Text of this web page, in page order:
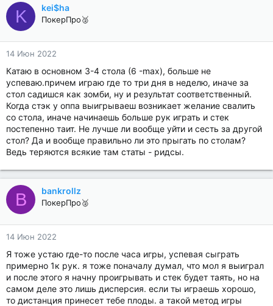
K kei$ha
ПокерПро🥈
14 Июн 2022
Катаю в основном 3-4 стола (6 -max), больше не
успеваю.причем играю где то три дня в неделю, иначе за
стол садишся как зомби, ну и результат соответственный.
Когда стэк у оппа выигрываеш возникает желание свалить
со стола, иначе начинаешь больше рук играть и стек
постепенно таит. Не лучше ли вообще уйти и сесть за другой
стол? Да и вообще правильно ли это прыгать по столам?
Ведь теряются всякие там статы - ридсы.
B bankrollz
ПокерПро🥈
14 Июн 2022
Я тоже устаю где-то после часа игры, успевая сыграть
примерно 1к рук. я тоже поначалу думал, что мол я выиграл
и после этого я начну проигрывать и стек будет таять, но на
самом деле это лишь дисперсия. если ты играешь хорошо,
то дистанция принесет тебе плоды. а такой метод игры